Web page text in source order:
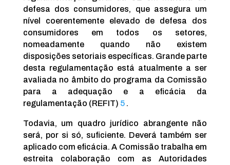
defesa dos consumidores, que assegura um
nível coerentemente elevado de defesa dos
consumidores em todos os setores,
nomeadamente quando não existem
disposições setoriais específicas. Grande parte
desta regulamentação está atualmente a ser
avaliada no âmbito do programa da Comissão
para a adequação e a eficácia da
regulamentação (REFIT) 5 .
Todavia, um quadro jurídico abrangente não
será, por si só, suficiente. Deverá também ser
aplicado com eficácia. A Comissão trabalha em
estreita colaboração com as Autoridades